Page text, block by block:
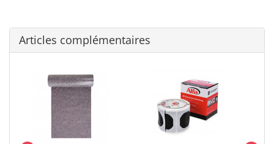
Articles complémentaires